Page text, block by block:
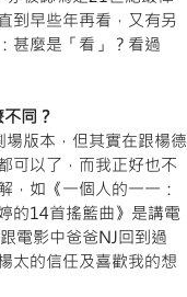
到早些年再看，又有另
甚麼是「看」？看過
同？
版本，但其實在跟楊德
可以了，而我正好也不
，如《一個人的一一：
的14首搖籃曲》是講電
電影中爸爸NJ回到過
太的信任及喜歡我的想